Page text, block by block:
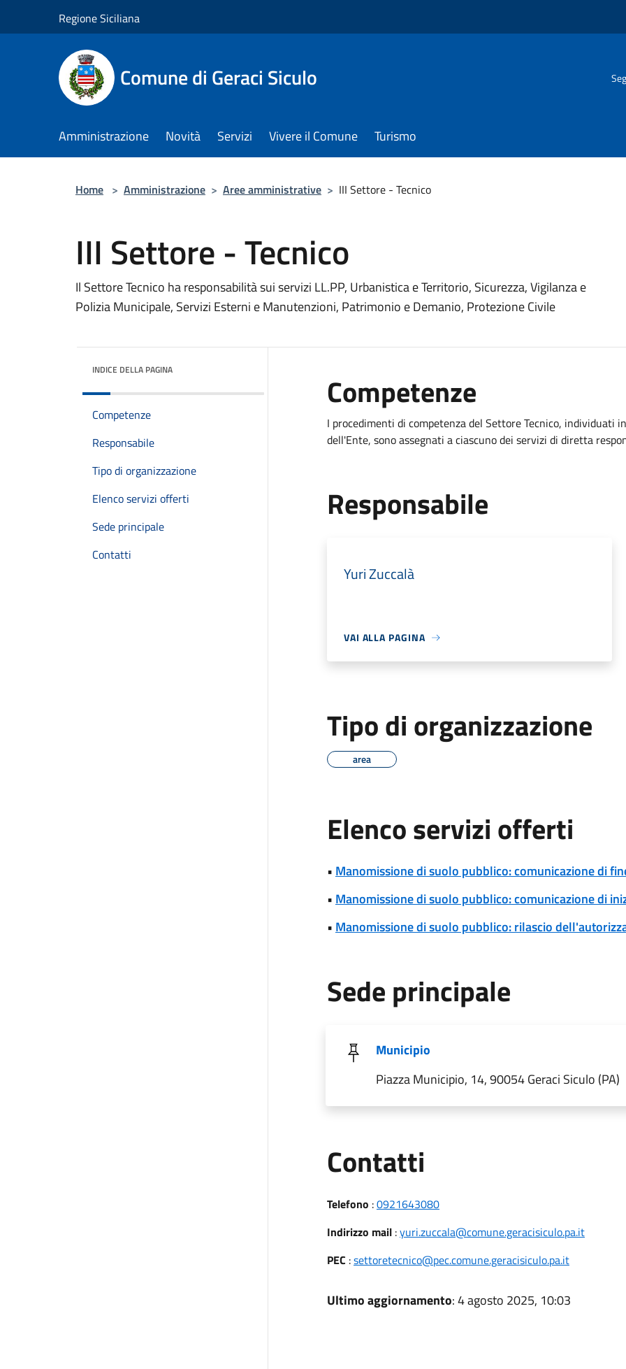
Regione Siciliana
Comune di Geraci Siculo
Amministrazione Novità Servizi Vivere il Comune Turismo
Home > Amministrazione > Aree amministrative > III Settore - Tecnico
III Settore - Tecnico
Il Settore Tecnico ha responsabilità sui servizi LL.PP, Urbanistica e Territorio, Sicurezza, Vigilanza e
Polizia Municipale, Servizi Esterni e Manutenzioni, Patrimonio e Demanio, Protezione Civile
INDICE DELLA PAGINA
Competenze
Responsabile
Tipo di organizzazione
Elenco servizi offerti
Sede principale
Contatti
Competenze
I procedimenti di competenza del Settore Tecnico, individuati
dell'Ente, sono assegnati a ciascuno dei servizi di diretta
Responsabile
Yuri Zuccalà
VAI ALLA PAGINA
Tipo di organizzazione
area
Elenco servizi offerti
• Manomissione di suolo pubblico: comunicazione di
• Manomissione di suolo pubblico: comunicazione di
• Manomissione di suolo pubblico: rilascio
Sede principale
Municipio
Piazza Municipio, 14, 90054 Geraci Siculo (PA)
Contatti
Telefono :0921643080
Indirizzo mail:yuri.zuccala@comune.geracisiculo.pa.it
PEC :settoretecnico@pec.comune.geracisiculo.pa.it
Ultimo aggiornamento: 4 agosto 2025, 10:03